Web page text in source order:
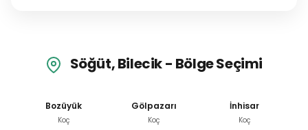
Söğüt, Bilecik - Bölge Seçimi
Bozüyük
Koç
Gölpazarı
Koç
İnhisar
Koç